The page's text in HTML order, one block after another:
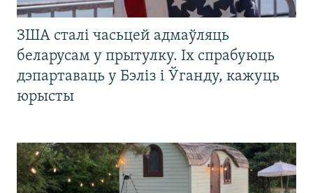
ЗША сталі часьцей адмаўляць
беларусам у прытулку. Іх спрабуюць
дэпартаваць у Бэліз і Ўганду, кажуць
юрысты